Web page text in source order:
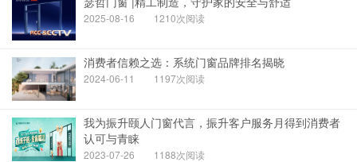
2025-08-16 1210次阅读
消费者信赖之选：系统门窗品牌排名揭晓
2024-06-11 1197次阅读
我为振升颐人门窗代言，振升客户服务月得到消费者
认可与青睐
2023-07-26 1188次阅读